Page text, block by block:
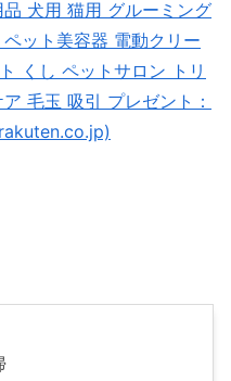
犬用 猫用 グルーミング
ット美容器 電動クリー
くし ペットサロン トリ
毛玉 吸引 プレゼント：